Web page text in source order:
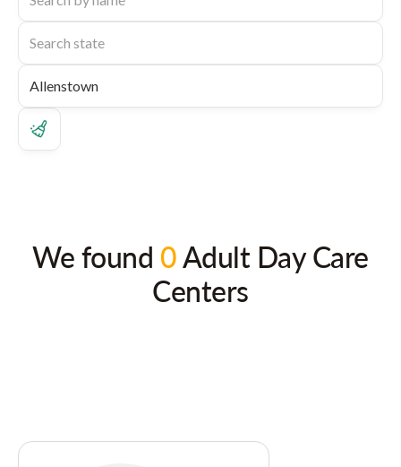
We found 0Adult Day Care
Centers